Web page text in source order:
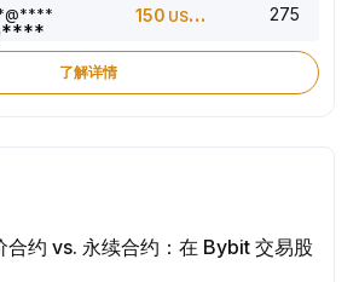
150 USDT 275
了解详情
约 vs. 永续合约：在 Bybit 交易股